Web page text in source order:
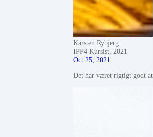
Karsten Rybjerg
IPP4 Kursist, 2021
Oct 25, 2021
Det har været rigtigt godt at